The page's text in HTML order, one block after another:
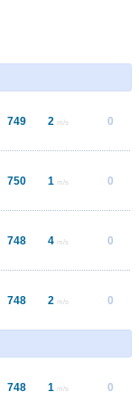
749 2 m/s 0
750 1 m/s 0
748 4 m/s 0
748 2 m/s 0
748 1 m/s 0